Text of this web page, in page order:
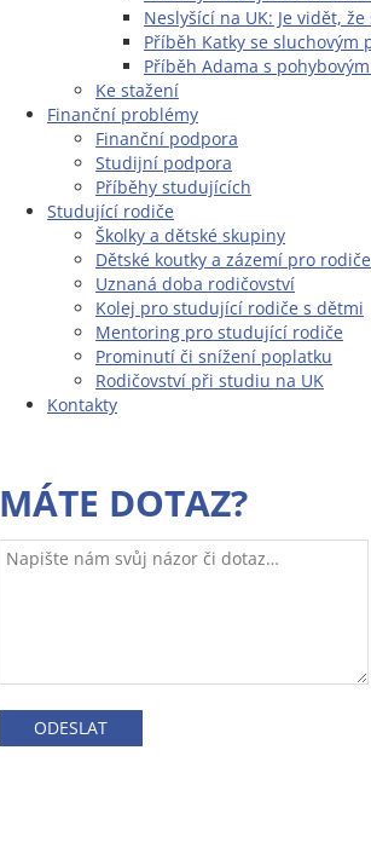
Neslyšící na UK: Je vidět,
Příběh Katky se sluchovým
Příběh Adama s
Ke stažení
Finanční problémy
Finanční podpora
Studijní podpora
Příběhy studujících
Studující rodiče
Školky a dětské skupiny
Dětské koutky a zázemí pro rodiče
Uznaná doba rodičovství
Kolej pro studující rodiče s dětmi
Mentoring pro studující rodiče
Prominutí či snížení poplatku
Rodičovství při studiu na UK
Kontakty
MÁTE DOTAZ?